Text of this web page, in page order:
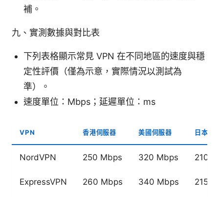
補。
九、實測數據與對比表
下列表格顯示常見 VPN 在不同地區的速度與穩
定性評價（僅為示意，實際情況以測試為
準）。
速度單位：Mbps；延遲單位：ms
VPN 香港伺服器 美國伺服器 日本伺
NordVPN 250 Mbps 320 Mbps 210
ExpressVPN 260 Mbps 340 Mbps 215